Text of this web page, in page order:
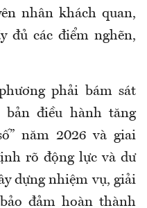
nhân khách quan,
đủ các điểm nghẽn,
phải bám sát
bản điều hành tăng
năm 2026 và giai
rõ động lực và dư
dựng nhiệm vụ, giải
đảm hoàn thành